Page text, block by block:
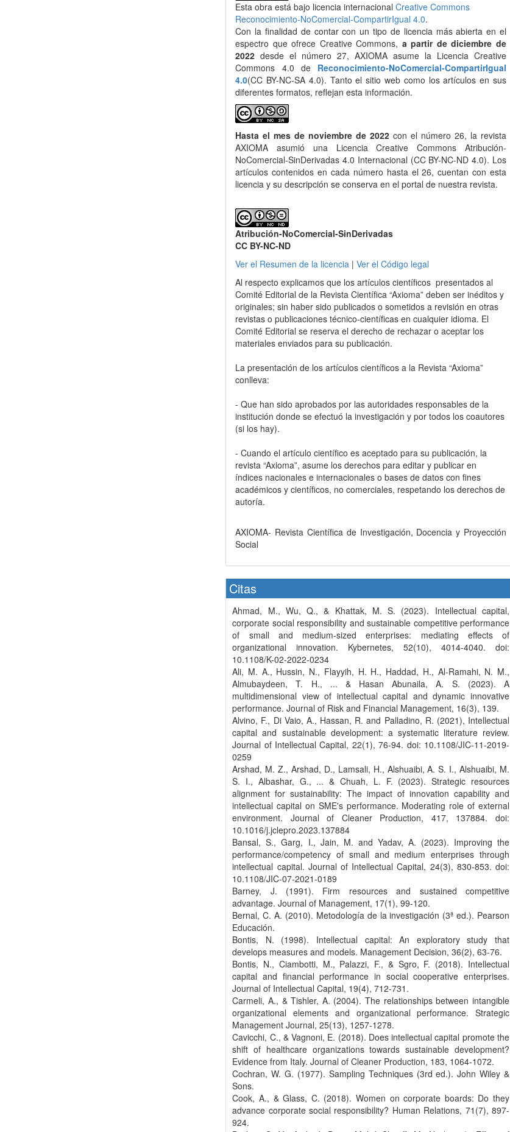
Esta obra está bajo licencia internacionalCreative Commons
Reconocimiento-NoComercial-CompartirIgual 4.0.
Con la finalidad de contar con un tipo de licencia más abierta en el
espectro que ofrece Creative Commons, a partir de diciembre de
2022 desde el número 27, AXIOMA asume la Licencia Creative
Commons 4.0 de Reconocimiento-NoComercial-CompartirIgual
4.0(CC BY-NC-SA 4.0). Tanto el sitio web como los artículos en sus
diferentes formatos, reflejan esta información.
Hasta el mes de noviembre de 2022 con el número 26, la revista
AXIOMA asumió una Licencia Creative Commons Atribución-
NoComercial-SinDerivadas 4.0 Internacional (CC BY-NC-ND 4.0). Los
artículos contenidos en cada número hasta el 26, cuentan con esta
licencia y su descripción se conserva en el portal de nuestra revista.
Atribución-NoComercial-SinDerivadas
CC BY-NC-ND
Ver el Resumen de la licencia |Ver el Código legal
Al respecto explicamos que los artículos científicos presentados al
Comité Editorial de la Revista Científica “Axioma” deben ser inéditos y
originales; sin haber sido publicados o sometidos a revisión en otras
revistas o publicaciones técnico-científicas en cualquier idioma. El
Comité Editorial se reserva el derecho de rechazar o aceptar los
materiales enviados para su publicación.
La presentación de los artículos científicos a la Revista “Axioma”
conlleva:
- Que han sido aprobados por las autoridades responsables de la
institución donde se efectuó la investigación y por todos los coautores
(si los hay).
- Cuando el artículo científico es aceptado para su publicación, la
revista “Axioma”, asume los derechos para editar y publicar en
índices nacionales e internacionales o bases de datos con fines
académicos y científicos, no comerciales, respetando los derechos de
autoría.
AXIOMA- Revista Científica de Investigación, Docencia y Proyección
Social
Citas
Ahmad, M., Wu, Q., & Khattak, M. S. (2023). Intellectual capital,
corporate social responsibility and sustainable competitive performance
of small and medium-sized enterprises: mediating effects of
organizational innovation. Kybernetes, 52(10), 4014-4040. doi:
10.1108/K-02-2022-0234
Ali, M. A., Hussin, N., Flayyih, H. H., Haddad, H., Al-Ramahi, N. M.,
Almubaydeen, T. H., ... & Hasan Abunaila, A. S. (2023). A
multidimensional view of intellectual capital and dynamic innovative
performance. Journal of Risk and Financial Management, 16(3), 139.
Alvino, F., Di Vaio, A., Hassan, R. and Palladino, R. (2021), Intellectual
capital and sustainable development: a systematic literature review.
Journal of Intellectual Capital, 22(1), 76-94. doi: 10.1108/JIC-11-2019-
0259
Arshad, M. Z., Arshad, D., Lamsali, H., Alshuaibi, A. S. I., Alshuaibi, M.
S. I., Albashar, G., ... & Chuah, L. F. (2023). Strategic resources
alignment for sustainability: The impact of innovation capability and
intellectual capital on SME's performance. Moderating role of external
environment. Journal of Cleaner Production, 417, 137884. doi:
10.1016/j.jclepro.2023.137884
Bansal, S., Garg, I., Jain, M. and Yadav, A. (2023). Improving the
performance/competency of small and medium enterprises through
intellectual capital. Journal of Intellectual Capital, 24(3), 830-853. doi:
10.1108/JIC-07-2021-0189
Barney, J. (1991). Firm resources and sustained competitive
advantage. Journal of Management, 17(1), 99-120.
Bernal, C. A. (2010). Metodología de la investigación (3ª ed.). Pearson
Educación.
Bontis, N. (1998). Intellectual capital: An exploratory study that
develops measures and models. Management Decision, 36(2), 63-76.
Bontis, N., Ciambotti, M., Palazzi, F., & Sgro, F. (2018). Intellectual
capital and financial performance in social cooperative enterprises.
Journal of Intellectual Capital, 19(4), 712-731.
Carmeli, A., & Tishler, A. (2004). The relationships between intangible
organizational elements and organizational performance. Strategic
Management Journal, 25(13), 1257-1278.
Cavicchi, C., & Vagnoni, E. (2018). Does intellectual capital promote the
shift of healthcare organizations towards sustainable development?
Evidence from Italy. Journal of Cleaner Production, 183, 1064-1072.
Cochran, W. G. (1977). Sampling Techniques (3rd ed.). John Wiley &
Sons.
Cook, A., & Glass, C. (2018). Women on corporate boards: Do they
advance corporate social responsibility? Human Relations, 71(7), 897-
924.